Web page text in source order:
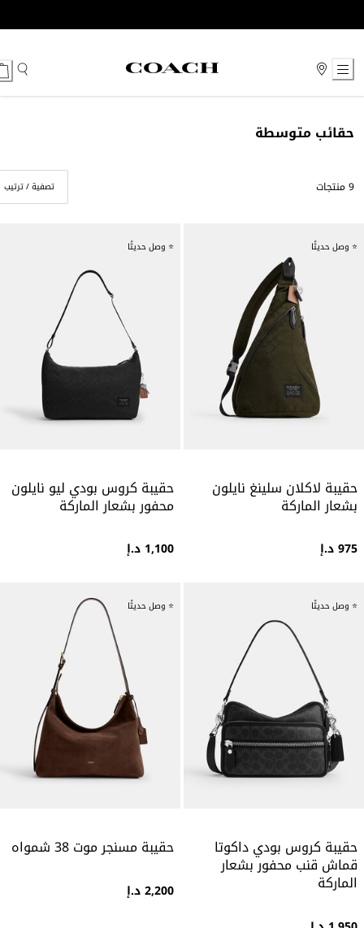
to
حقائب متوسطة
9 منتجات تصفية / ترتيب
⭐ وصل حديثًا
حقيبة لاكلان سلينغ نايلون
بشعار الماركة
975 د.إ
⭐ وصل حديثًا
حقيبة كروس بودي ليو نايلون
محفور بشعار الماركة
1,100 د.إ
⭐ وصل حديثًا
حقيبة كروس بودي داكوتا
قماش قنب محفور بشعار
الماركة
⭐ وصل حديثًا
حقيبة مسنجر موت 38 شمواه
2,200 د.إ